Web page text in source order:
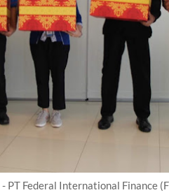
- PT Federal International Finance